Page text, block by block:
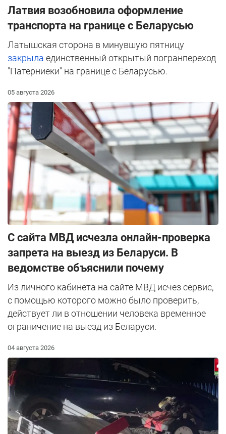
Латвия возобновила оформление
транспорта на границе с Беларусью
Латышская сторона в минувшую пятницу
закрыла единственный открытый погранпереход
"Патерниеки" на границе с Беларусью.
05 августа 2026
С сайта МВД исчезла онлайн-проверка
запрета на выезд из Беларуси. В
ведомстве объяснили почему
Из личного кабинета на сайте МВД исчез сервис,
с помощью которого можно было проверить,
действует ли в отношении человека временное
ограничение на выезд из Беларуси.
04 августа 2026